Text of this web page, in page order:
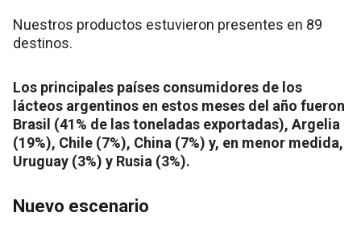
Nuestros productos estuvieron presentes en 89
destinos.
Los principales países consumidores de los
lácteos argentinos en estos meses del año fueron
Brasil (41% de las toneladas exportadas), Argelia
(19%), Chile (7%), China (7%) y, en menor medida,
Uruguay (3%) y Rusia (3%).
Nuevo escenario